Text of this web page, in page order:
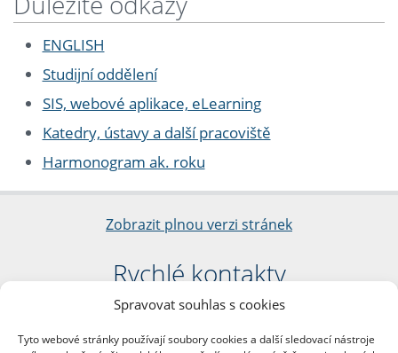
Spravovat souhlas s cookies
Tyto webové stránky používají soubory cookies a další sledovací nástroje
ENGLISH
Studijní oddělení
SIS, webové aplikace, eLearning
Katedry, ústavy a další pracoviště
Harmonogram ak. roku
Zobrazit plnou verzi stránek
Rychlé kontakty
Filozofická fakulta
nám. Jana Palacha 1/2